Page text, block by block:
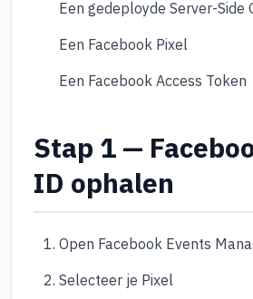
Een gedeployde Server-Side
Een Facebook Pixel
Een Facebook Access Token
Stap 1 —
ID ophalen
Open Facebook Events
Selecteer je Pixel